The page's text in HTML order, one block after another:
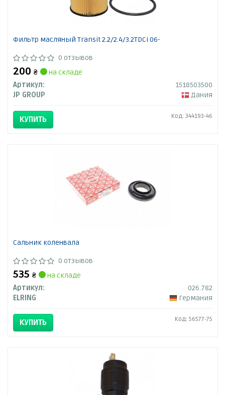
Фильтр масляный Transit 2.2/2.4/3.2TDCi 06-
0 отзывов
200 ₴
на складе
Артикул:
1518503500
JP GROUP
Дания
КУПИТЬ Код: 344193-46
Сальник коленвала
0 отзывов
535 ₴
на складе
Артикул:
026.782
ELRING
Германия
КУПИТЬ Код: 56577-75